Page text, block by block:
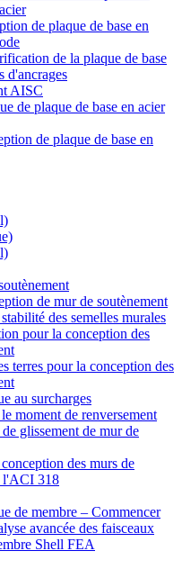
de plaque de base en
de la plaque de base
d'ancrages
AISC
de plaque de base en acier
de plaque de base en
de mur de soutènement
des semelles murales
pour la conception des
terres pour la conception des
au surcharges
moment de renversement
glissement de mur de
des murs de
l'ACI 318
de membre – Commencer
avancée des faisceaux
Shell FEA